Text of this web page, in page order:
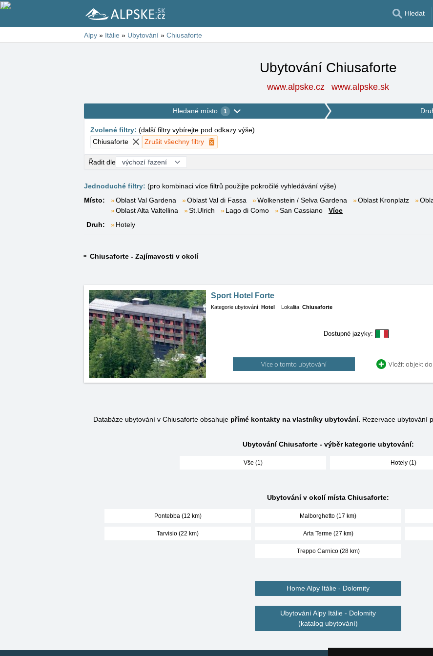
Hledat
Alpy » Itálie » Ubytování » Chiusaforte
Ubytování Chiusaforte
www.alpske.cz www.alpske.sk
Hledané místo 1
Zvolené filtry: (další filtry vybírejte pod odkazy výše)
Chiusaforte
Zrušit všechny filtry
Řadit dle
Jednoduché filtry: (pro kombinaci více filtrů použijte pokročilé vyhledávání výše)
Místo:
Oblast Val Gardena Oblast Val di Fassa Wolkenstein / Selva Gardena Oblast Kronplatz
Oblast Alta Valtellina
St.Ulrich Lago di Como San Cassiano
Více
Druh:
Hotely
Chiusaforte - Zajímavosti v okolí
Sport Hotel Forte
Kategorie ubytování: Hotel Lokalita: Chiusaforte
Dostupné jazyky:
Více o tomto ubytování Vložit objekt
Databáze ubytování v Chiusaforte obsahuje přímé kontakty na vlastníky ubytování. Rezervace ubytování
Ubytování Chiusaforte - výběr kategorie ubytování:
Vše (1) Hotely (1)
Ubytování v okolí místa Chiusaforte:
Pontebba (12 km) Malborghetto (17 km)
Tarvisio (22 km) Arta Terme (27 km)
Treppo Carnico (28 km)
Home Alpy Itálie - Dolomity
Ubytování Alpy Itálie - Dolomity
(katalog ubytování)